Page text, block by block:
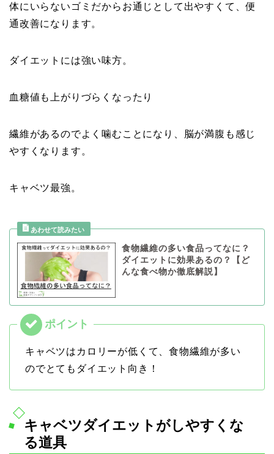
体にいらないゴミだからお通じとして出やすくて、便
通改善になります。
ダイエットには強い味方。
血糖値も上がりづらくなったり
繊維があるのでよく噛むことになり、脳が満腹も感じ
やすくなります。
キャベツ最強。
食物繊維の多い食品ってなに？
ダイエットに効果あるの？【ど
んな食べ物か徹底解説】
キャベツはカロリーが低くて、食物繊維が多い
のでとてもダイエット向き！
キャベツダイエットがしやすくな
る道具